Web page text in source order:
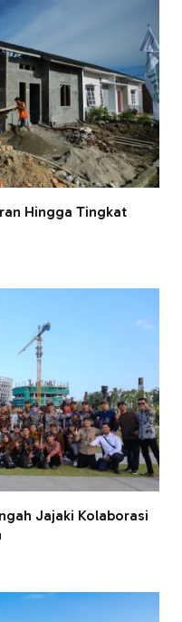
Hingga Tingkat
Jajaki Kolaborasi